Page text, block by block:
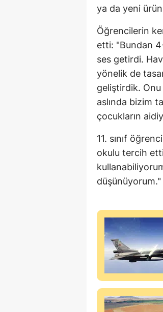
ya da yeni
Öğrencilerin
etti: "Bundan
ses getirdi.
yönelik de
geliştirdik.
aslında bizim
çocukların
11. sınıf
okulu tercih
düşünüyorum."